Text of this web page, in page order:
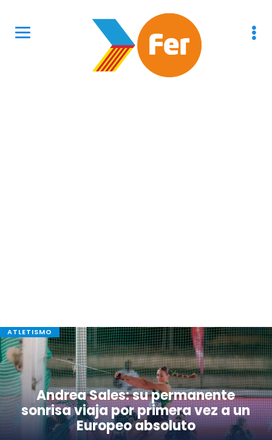
ATLETISMO
Andrea Sales: su permanente
sonrisa viaja por primera vez a un
Europeo absoluto